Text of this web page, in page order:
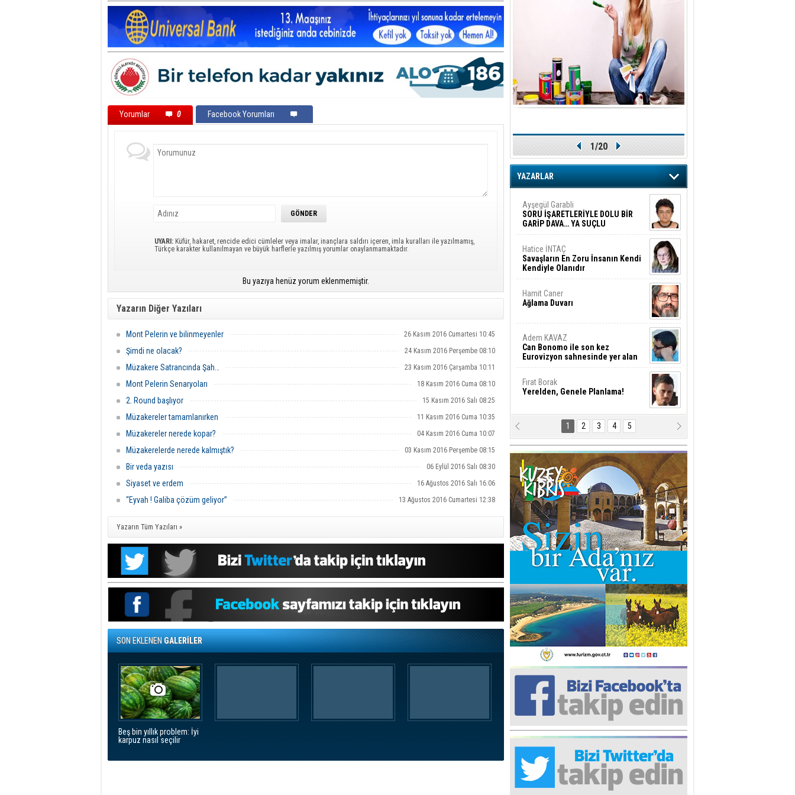
Yorumlar 0 Facebook Yorumları
UYARI: Küfür, hakaret, rencide edici cümleler veya imalar, inançlara saldırı içeren, imla kuralları ile yazılmamış,
Türkçe karakter kullanılmayan ve büyük harflerle yazılmış yorumlar onaylanmamaktadır.
Bu yazıya henüz yorum eklenmemiştir.
Yazarın Diğer Yazıları
Mont Pelerin ve bilinmeyenler 26 Kasım 2016 Cumartesi 10:45
Şimdi ne olacak? 24 Kasım 2016 Perşembe 08:10
Müzakere Satrancında Şah… 23 Kasım 2016 Çarşamba 10:11
Mont Pelerin Senaryoları 18 Kasım 2016 Cuma 08:10
2. Round başlıyor 15 Kasım 2016 Salı 08:25
Müzakereler tamamlanırken 11 Kasım 2016 Cuma 10:35
Müzakereler nerede kopar? 04 Kasım 2016 Cuma 10:07
Müzakerelerde nerede kalmıştık? 03 Kasım 2016 Perşembe 08:15
Bir veda yazısı 06 Eylül 2016 Salı 08:30
Siyaset ve erdem 16 Ağustos 2016 Salı 16:06
“Eyvah ! Galiba çözüm geliyor” 13 Ağustos 2016 Cumartesi 12:38
Yazarın Tüm Yazıları »
SON EKLENENGALERİLER
Beş bin yıllık problem: İyi
karpuz nasıl seçilir
1/20
YAZARLAR
Ayşegül Garabli
SORU İŞARETLERİYLE DOLU BİR
GARİP DAVA… YA SUÇLU
DEĞİLSE???
Hatice İNTAÇ
Savaşların En Zoru İnsanın Kendi
Kendiyle Olanıdır
Hamit Caner
Ağlama Duvarı
Adem KAVAZ
Can Bonomo ile son kez
Eurovizyon sahnesinde yer alan
Türkiye 10 yıl aradan sonra
Fırat Borak
Yerelden, Genele Planlama!
Erkut YILMABAŞAR
Bayrak tartışmaları ve ihalesiz
işler!
Arif Alasya
2015 SONRASI VE AKINCI.
Fatma Baysal
SURLAR İÇİ’NDE KOLAYDIR ÖLMEK
Ediz TUNCEL
Göz göre göre…
Taner ULUTAŞ
İnşallah St. Lois ile Hakkaido
Adası gibi olmayız !...
Ali KİŞMİR
FIRSAT VE KORKU
Turgut ÇALICI
İki Lakırdı da benden!
Yrd. Doç. Ercan HOŞKARA
Yatırım Yapmazsan Var Olamazsın:
Hedefteki Kurum Kıb-Tek
Rana Sarro
Başıma gelen skandal olayı
1 2 3 4 5